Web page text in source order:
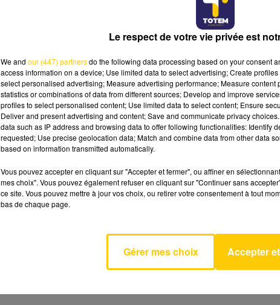
Ecoutez sur Totem l'information à Tulle,
Nord du Lot et le pays sarladais avec les
nos journalistes sur le terrain.
Starlight
MUSE
AVEYRON NORD
Le respect de votre vie privée est
We and our (447) partnersdo the following data processing based on your consent
access information on a device; Use limited data to select advertising; Create
select personalised advertising; Measure advertising performance; Measure
statistics or combinations of data from different sources; Develop and improve
profiles to select personalised content; Use limited data to select content; Ensure
Deliver and present advertising and content; Save and communicate privacy
data such as IP address and browsing data to offer following functionalities: Identify
requested; Use precise geolocation data; Match and combine data from other data
based on information transmitted automatically.
Vous pouvez accepter en cliquant sur "Accepter et fermer", ou affiner en
mes choix". Vous pouvez également refuser en cliquant sur "Continuer sans
ce site. Vous pouvez mettre à jour vos choix, ou retirer votre consentement à tout
bas de chaque page.
Gérer mes choix Accepter